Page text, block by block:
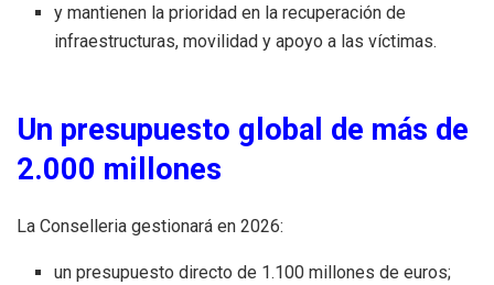
y mantienen la prioridad en la recuperación de
infraestructuras, movilidad y apoyo a las víctimas.
Un presupuesto global de más de
2.000 millones
La Conselleria gestionará en 2026:
un presupuesto directo de 1.100 millones de euros;